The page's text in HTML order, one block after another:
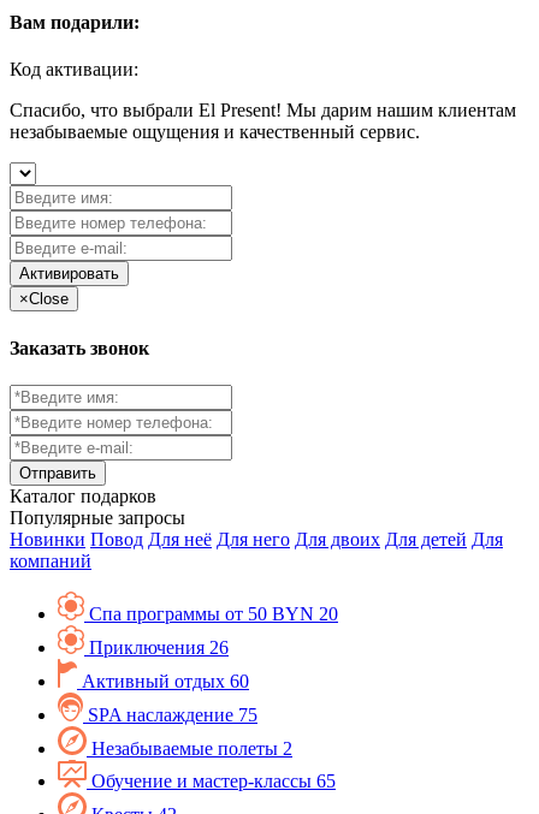
Вам подарили:
Код активации:
Спасибо, что выбрали El Present! Мы дарим нашим клиентам
незабываемые ощущения и качественный сервис.
Активировать
×Close
Заказать звонок
Каталог подарков
Популярные запросы
Новинки Повод Для неё Для него Для двоих Для детей Для
компаний
Спа программы от 50 BYN 20
Приключения 26
Активный отдых 60
SPA наслаждение 75
Незабываемые полеты 2
Обучение и мастер-классы 65